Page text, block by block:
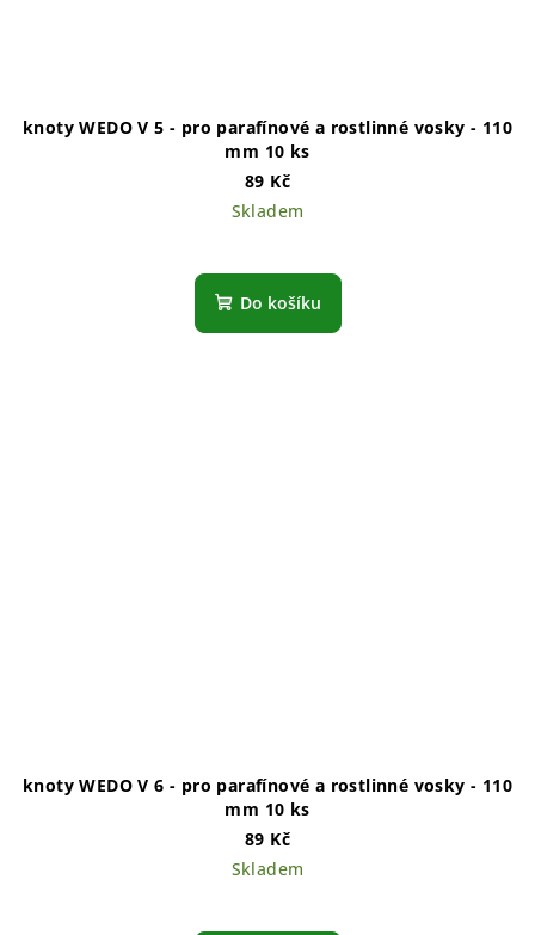
knoty WEDO V 5 - pro parafínové a rostlinné vosky - 110
mm 10 ks
89 Kč
Skladem
Do košíku
knoty WEDO V 6 - pro parafínové a rostlinné vosky - 110
mm 10 ks
89 Kč
Skladem